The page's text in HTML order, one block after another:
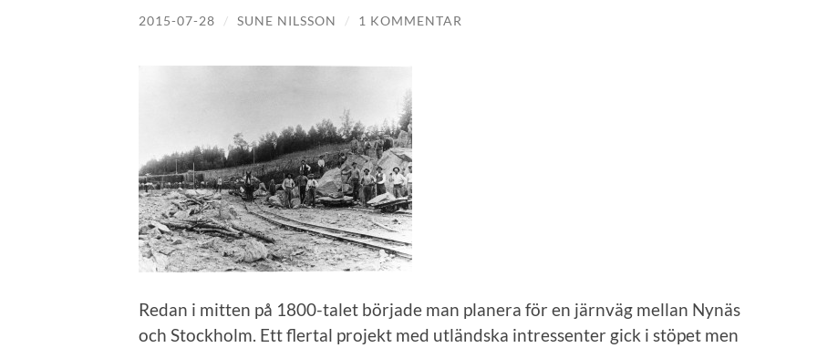
2015-07-28 / SUNE NILSSON / 1 KOMMENTAR
Redan i mitten på 1800-talet började man planera för en järnväg mellan Nynäs
och Stockholm. Ett flertal projekt med utländska intressenter gick i stöpet men